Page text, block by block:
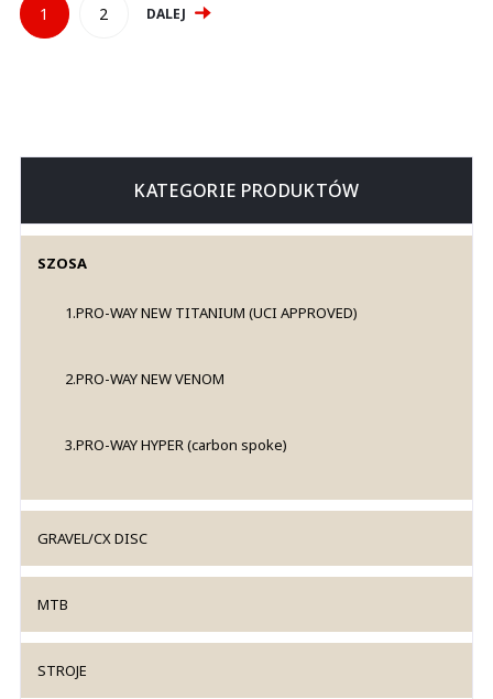
1 2 DALEJ
KATEGORIE PRODUKTÓW
SZOSA
1.PRO-WAY NEW TITANIUM (UCI APPROVED)
2.PRO-WAY NEW VENOM
3.PRO-WAY HYPER (carbon spoke)
GRAVEL/CX DISC
MTB
STROJE